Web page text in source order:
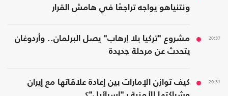
ونتنياهو يواجه تراجعًا في هامش القرار
20:37
مشروع "تركيا بلا إرهاب" يصل البرلمان.. وأردوغان
يتحدث عن مرحلة جديدة
20:31
كيف توازن الإمارات بين إعادة علاقاتها مع إيران